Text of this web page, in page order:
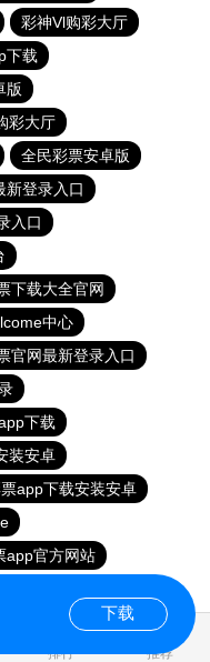
彩神Vl购彩大厅
下载
版
彩大厅
全民彩票安卓版
新登录入口
入口
下载大全官网
中心
官网最新登录入口
下载
装安卓
app下载安装安卓
app官方网站
排行 推荐
下载
0.017862s